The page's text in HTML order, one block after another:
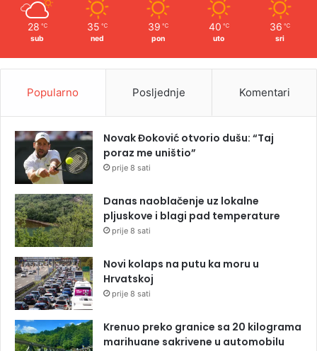
28 ℃
sub
35 ℃
ned
39 ℃
pon
40 ℃
uto
36 ℃
sri
Popularno Posljednje Komentari
Novak Đoković otvorio dušu: “Taj
poraz me uništio”
prije 8 sati
Danas naoblačenje uz lokalne
pljuskove i blagi pad temperature
prije 8 sati
Novi kolaps na putu ka moru u
Hrvatskoj
prije 8 sati
Krenuo preko granice sa 20 kilograma
marihuane sakrivene u automobilu